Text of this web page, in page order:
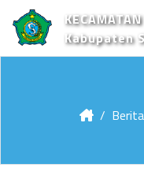
Kabupaten
Berita